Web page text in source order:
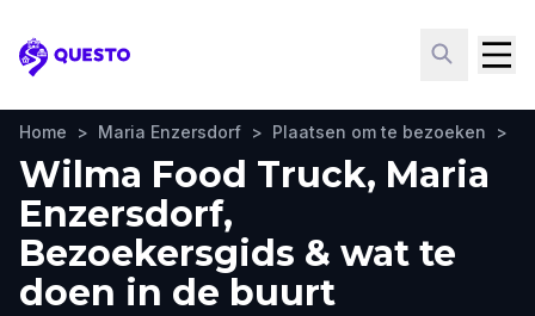
Questo
Home > Maria Enzersdorf > Plaatsen om te bezoeken >
Wilma Food Truck, Maria
Enzersdorf,
Bezoekersgids & wat te
doen in de buurt